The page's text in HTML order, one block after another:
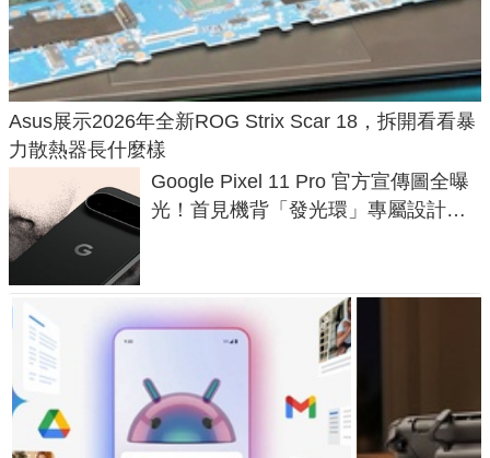
Asus展示2026年全新ROG Strix Scar 18，拆開看看暴
力散熱器長什麼樣
Google Pixel 11 Pro 官方宣傳圖全曝
光！首見機背「發光環」專屬設計、